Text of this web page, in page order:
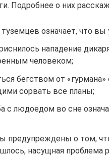
Подробнее о них
означает, что вы
нападение
человеком;
бегством от
сорвать все планы;
с людоедом во сне
предупреждены о том,
насущная проблема